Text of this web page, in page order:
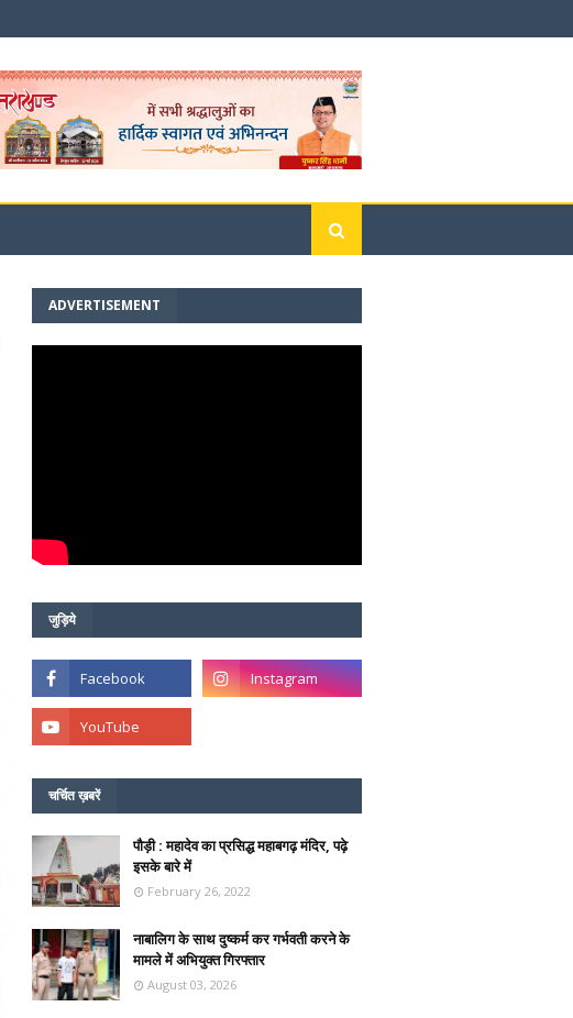
ADVERTISEMENT
जुड़िये
चर्चित ख़बरें
पौड़ी : महादेव का प्रसिद्ध महाबगढ़ मंदिर, पढ़े
इसके बारे में
February 26, 2022
नाबालिग के साथ दुष्कर्म कर गर्भवती करने के
मामले में अभियुक्त गिरफ्तार
August 03, 2026